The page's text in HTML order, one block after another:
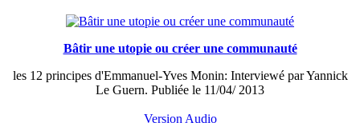
Bâtir une utopie ou créer une communauté
les 12 principes d'Emmanuel-Yves Monin: Interviewé par Yannick
Le Guern. Publiée le 11/04/ 2013
Version Audio